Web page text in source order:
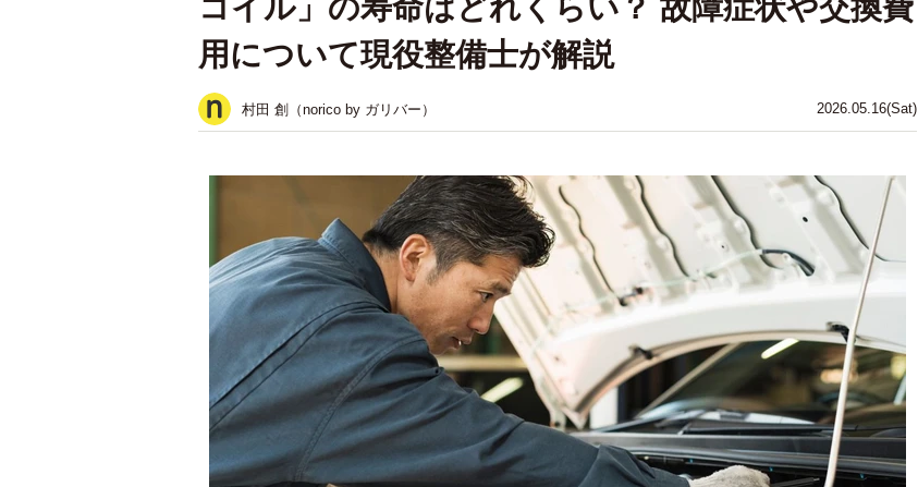
2026.05.16(Sat)
コイル」の寿命はどれくらい？ 故障症状や交換費
用について現役整備士が解説
村田 創（norico by ガリバー）